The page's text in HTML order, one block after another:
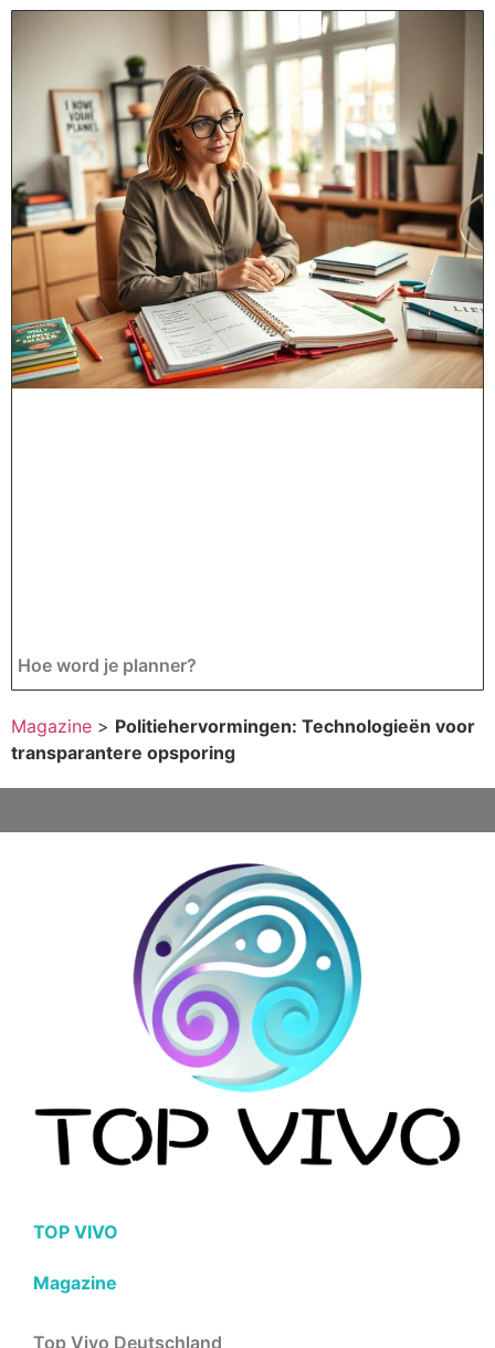
Hoe word je planner?
Magazine > Politiehervormingen: Technologieën voor
transparantere opsporing
TOP VIVO
Magazine
Top Vivo Deutschland